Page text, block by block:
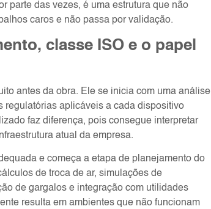
parte das vezes, é uma estrutura que não
caros e não passa por validação.
classe ISO e o papel
antes da obra. Ele se inicia com uma análise
regulatórias aplicáveis a cada dispositivo
faz diferença, pois consegue interpretar
atual da empresa.
e começa a etapa de planejamento do
de troca de ar, simulações de
de gargalos e integração com utilidades
resulta em ambientes que não funcionam